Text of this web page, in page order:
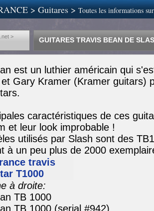
>Guitares>Toutes les informations
>
GUITARES TRAVIS BEAN DE
est un luthier américain qui
Gary Kramer (Kramer guitars)
caractéristiques de ces
et leur look improbable !
utilisés par Slash sont des
à un peu plus de 2000
à droite:
TB 1000
TB 1000 (serial #942)